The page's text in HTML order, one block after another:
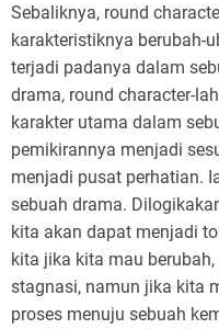
Sebaliknya, round
karakteristiknya berubah-
terjadi padanya dalam
drama, round character-
karakter utama dalam
pemikirannya menjadi
menjadi pusat perhatian.
sebuah drama.
kita akan dapat menjadi
kita jika kita mau
stagnasi, namun jika kita
proses menuju sebuah